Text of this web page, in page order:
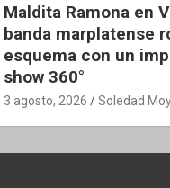
Maldita Ramona en
banda marplatense
esquema con un
show 360°
3 agosto, 2026 Soledad